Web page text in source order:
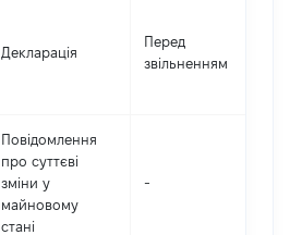
Декларація
Перед
звільненням
Повідомлення
про суттєві
зміни y
майновому
стані
-